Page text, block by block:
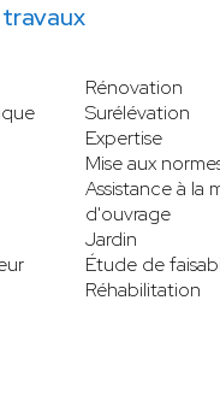
Rénovation
Surélévation
Expertise
Mise aux
Assistance à la
d'ouvrage
Jardin
Étude de
Réhabilitation